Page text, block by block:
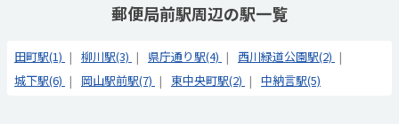
郵便局前駅周辺の駅一覧
田町駅(1) 柳川駅(3) 県庁通り駅(4)
西川緑道公園駅(2)
城下駅(6)
岡山駅前駅(7) 東中央町駅(2) 中納言駅(5)